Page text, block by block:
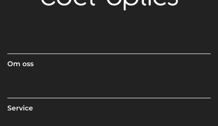
Om oss
Service